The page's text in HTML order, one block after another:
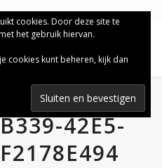
42E5-
cookies. Door deze site te
het gebruik hiervan.
cookies kunt beheren, kijk dan